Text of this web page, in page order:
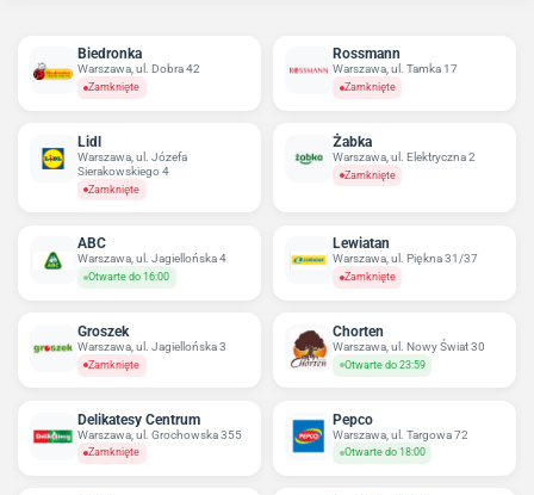
Biedronka
Warszawa, ul. Dobra 42
Zamknięte
Rossmann
Warszawa, ul. Tamka 17
Zamknięte
Lidl
Warszawa, ul. Józefa
Sierakowskiego 4
Zamknięte
Żabka
Warszawa, ul. Elektryczna 2
Zamknięte
ABC
Warszawa, ul. Jagiellońska 4
Otwarte do 16:00
Lewiatan
Warszawa, ul. Piękna 31/37
Zamknięte
Groszek
Warszawa, ul. Jagiellońska 3
Zamknięte
Chorten
Warszawa, ul. Nowy Świat 30
Otwarte do 23:59
Delikatesy Centrum
Warszawa, ul. Grochowska 355
Zamknięte
Pepco
Warszawa, ul. Targowa 72
Otwarte do 18:00